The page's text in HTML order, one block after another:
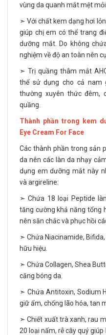
vùng da quanh mắt mệt mỏi.
➣ Với chất kem dạng hơi
giúp chị em có thể trang
dưỡng mắt. Do không
nghiệm về độ an toàn nên
➣ Trị quầng thâm mắt
thể sử dụng cho cả nam
thường xuyên thức đêm,
quầng.
Thành phần trong kem
Eye Cream For Face
Các thành phần trong sản
da nên các làn da nhạy
dụng em dưỡng mắt này
và argireline:
➣ Chứa 18 loại Peptide
tăng cường khả năng tổng
nên săn chắc và phục hồi
➣ Chứa Niacinamide,
hữu hiệu.
➣ Chứa Collagen, Shea
căng bóng da.
➣ Chứa Antitoxin, Sodium
giữ ẩm, chống lão hóa, tan
➣ Chiết xuất trà xanh, rau
20 loại nấm, rễ cây quý